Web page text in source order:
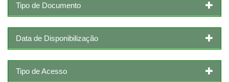
Tipo de Documento
Data de Disponibilização
Tipo de Acesso